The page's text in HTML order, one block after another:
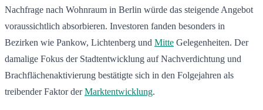
Nachfrage nach Wohnraum in Berlin würde das steigende Angebot
voraussichtlich absorbieren. Investoren fanden besonders in
Bezirken wie Pankow, Lichtenberg und Mitte Gelegenheiten. Der
damalige Fokus der Stadtentwicklung auf Nachverdichtung und
Brachflächenaktivierung bestätigte sich in den Folgejahren als
treibender Faktor derMarktentwicklung.